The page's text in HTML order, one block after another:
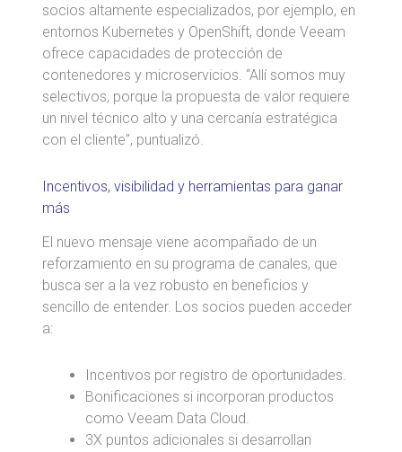
socios altamente especializados, por ejemplo, en
entornos Kubernetes y OpenShift, donde Veeam
ofrece capacidades de protección de
contenedores y microservicios. “Allí somos muy
selectivos, porque la propuesta de valor requiere
un nivel técnico alto y una cercanía estratégica
con el cliente”, puntualizó.
Incentivos, visibilidad y herramientas para ganar
más
El nuevo mensaje viene acompañado de un
reforzamiento en su programa de canales, que
busca ser a la vez robusto en beneficios y
sencillo de entender. Los socios pueden acceder
a:
Incentivos por registro de oportunidades.
Bonificaciones si incorporan productos
como Veeam Data Cloud.
3X puntos adicionales si desarrollan